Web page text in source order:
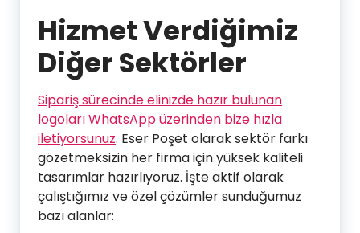
Hizmet Verdiğimiz
Diğer Sektörler
Sipariş sürecinde elinizde hazır bulunan
logoları WhatsApp üzerinden bize hızla
iletiyorsunuz. Eser Poşet olarak sektör farkı
gözetmeksizin her firma için yüksek kaliteli
tasarımlar hazırlıyoruz. İşte aktif olarak
çalıştığımız ve özel çözümler sunduğumuz
bazı alanlar: